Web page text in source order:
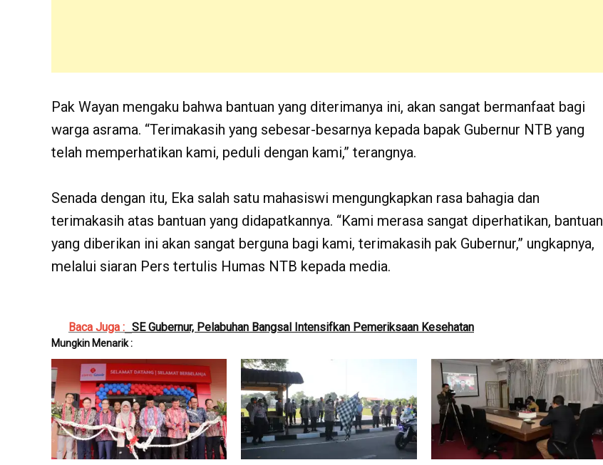
Pak Wayan mengaku bahwa bantuan yang diterimanya ini, akan sangat bermanfaat bagi
warga asrama. “Terimakasih yang sebesar-besarnya kepada bapak Gubernur NTB yang
telah memperhatikan kami, peduli dengan kami,” terangnya.
Senada dengan itu, Eka salah satu mahasiswi mengungkapkan rasa bahagia dan
terimakasih atas bantuan yang didapatkannya. “Kami merasa sangat diperhatikan, bantuan
yang diberikan ini akan sangat berguna bagi kami, terimakasih pak Gubernur,” ungkapnya,
melalui siaran Pers tertulis Humas NTB kepada media.
Baca Juga : SE Gubernur, Pelabuhan Bangsal Intensifkan Pemeriksaan Kesehatan
Mungkin Menarik :